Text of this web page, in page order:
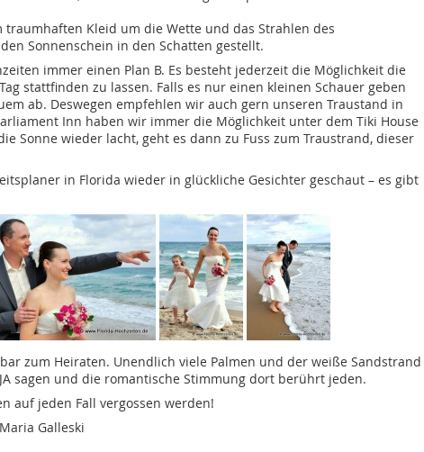
Kleid um die Wette und das Strahlen des
Sonnenschein in den Schatten gestellt.
immer einen Plan B. Es besteht jederzeit die Möglichkeit die
stattfinden zu lassen. Falls es nur einen kleinen Schauer geben
ab. Deswegen empfehlen wir auch gern unseren Traustand in
Inn haben wir immer die Möglichkeit unter dem Tiki House
Sonne wieder lacht, geht es dann zu Fuss zum Traustrand, dieser
in Florida wieder in glückliche Gesichter geschaut – es gibt
zum Heiraten. Unendlich viele Palmen und der weiße Sandstrand
sagen und die romantische Stimmung dort berührt jeden.
auf jeden Fall vergossen werden!
Galleski